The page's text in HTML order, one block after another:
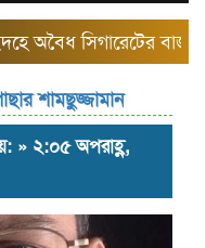
সিগারেটের বাজার
শামছুজ্জামান
» ২:০৫ অপরাহ্ণ,